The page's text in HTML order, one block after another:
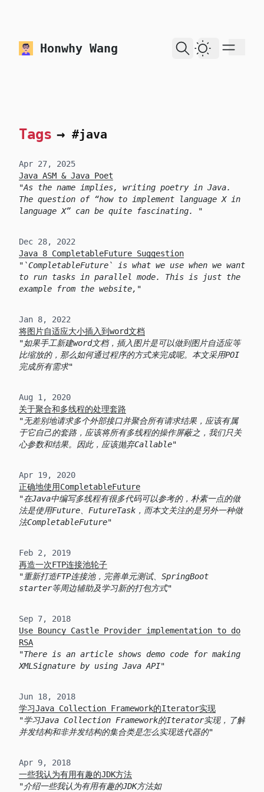
skip to content
Honwhy Wang Dark Theme
Tags → #java
Apr 27, 2025
Java ASM & Java Poet
As the name implies, writing poetry in Java.
The question of “how to implement language X in
language X” can be quite fascinating.
Dec 28, 2022
Java 8 CompletableFuture Suggestion
`CompletableFuture` is what we use when we want
to run tasks in parallel mode. This is just the
example from the website,
Jan 8, 2022
将图片自适应大小插入到word文档
如果手工新建word文档，插入图片是可以做到图片自适应等
比缩放的，那么如何通过程序的方式来完成呢。本文采用POI
完成所有需求
Aug 1, 2020
关于聚合和多线程的处理套路
无差别地请求多个外部接口并聚合所有请求结果，应该有属
于它自己的套路，应该将所有多线程的操作屏蔽之，我们只关
心参数和结果。因此，应该抛弃Callable
Apr 19, 2020
正确地使用CompletableFuture
在Java中编写多线程有很多代码可以参考的，朴素一点的做
法是使用Future、FutureTask，而本文关注的是另外一种做
法CompletableFuture
Feb 2, 2019
再造一次FTP连接池轮子
重新打造FTP连接池，完善单元测试、SpringBoot
starter等周边辅助及学习新的打包方式
Sep 7, 2018
Use Bouncy Castle Provider implementation to do
RSA
There is an article shows demo code for making
XMLSignature by using Java API
Jun 18, 2018
学习Java Collection Framework的Iterator实现
学习Java Collection Framework的Iterator实现，了解
并发结构和非并发结构的集合类是怎么实现迭代器的
Apr 9, 2018
一些我认为有用有趣的JDK方法
介绍一些我认为有用有趣的JDK方法如